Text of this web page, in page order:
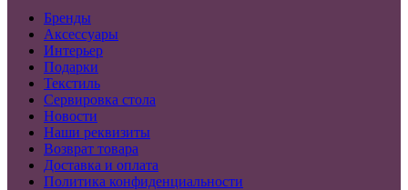
Бренды
Аксессуары
Интерьер
Подарки
Текстиль
Сервировка стола
Новости
Наши реквизиты
Возврат товара
Доставка и оплата
Политика конфиденциальности